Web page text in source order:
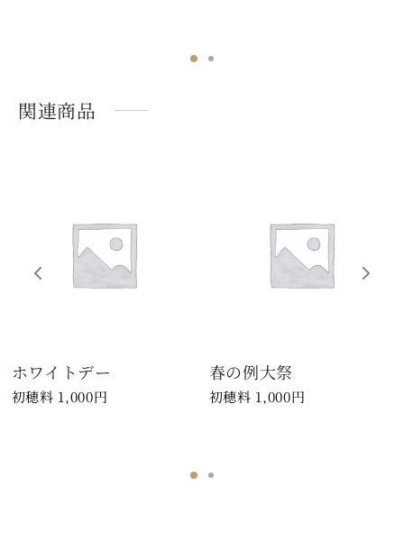
関連商品
ホワイトデー
1,000円
春の例大祭
1,000円